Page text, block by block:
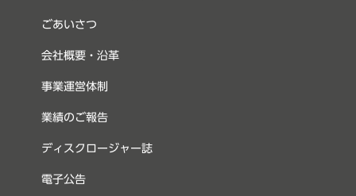
ごあいさつ
会社概要・沿革
事業運営体制
業績のご報告
ディスクロージャー誌
電子公告